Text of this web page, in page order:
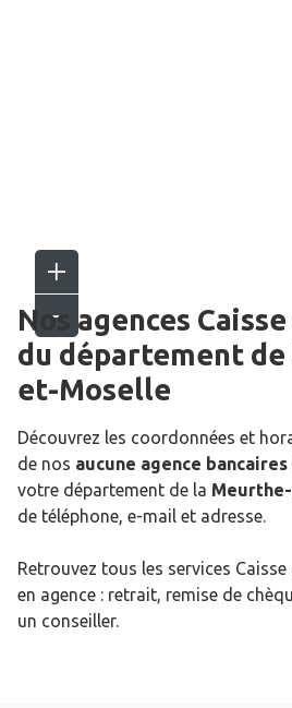
Nos agences
du département de
et-Moselle
Découvrez les coordonnées et
de nos aucune agence bancaires
votre département de la
de téléphone, e-mail et adresse.
Retrouvez tous les services
en agence : retrait, remise de
un conseiller.